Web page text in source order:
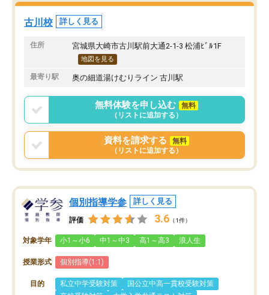
った。
ことで、今はやめてしま
オススメしたいです。
古川校 詳しく見る
住所 宮城県大崎市古川駅前大通2-1-3 松浦ﾋﾞﾙ1F
地図を見る
最寄り駅 奥の細道湯けむりライン 古川駅
無料体験を申し込む
無料
（リストに追加する）
資料を請求する
無料
（リストに追加する）
個別指導学参 詳しく見る
評価 3.6 （1件）
対象学年 小1～小6 中1～中3 高1～高3 浪人生
授業形式 個別指導(1:1)
目的 私立中学受験対策
国公立中高一貫校受験対策